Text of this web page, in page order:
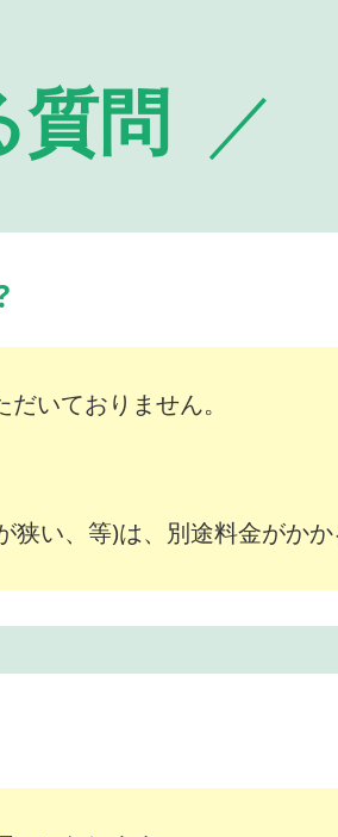
質問
いておりません。
い、等)は、別途料金がかか